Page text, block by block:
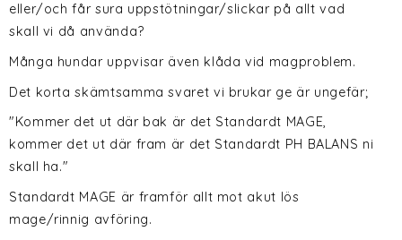
eller/och får sura uppstötningar/slickar på allt vad
skall vi då använda?
Många hundar uppvisar även klåda vid magproblem.
Det korta skämtsamma svaret vi brukar ge är ungefär;
"Kommer det ut där bak är det Standardt MAGE,
kommer det ut där fram är det Standardt PH BALANS ni
skall ha."
Standardt MAGE är framför allt mot akut lös
mage/rinnig avföring.